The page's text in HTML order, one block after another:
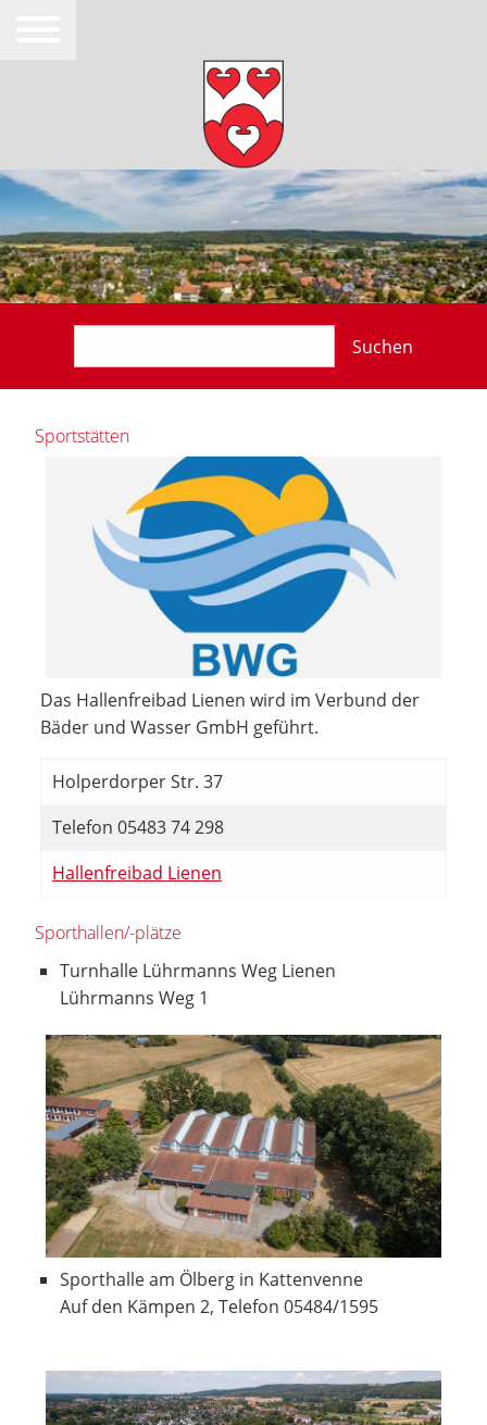
Suchen
Sportstätten
Das Hallenfreibad Lienen wird im Verbund der
Bäder und Wasser GmbH geführt.
Holperdorper Str. 37
Telefon 05483 74 298
Hallenfreibad Lienen
Sporthallen/-plätze
Turnhalle Lührmanns Weg Lienen
Lührmanns Weg 1
Sporthalle am Ölberg in Kattenvenne
Auf den Kämpen 2, Telefon 05484/1595